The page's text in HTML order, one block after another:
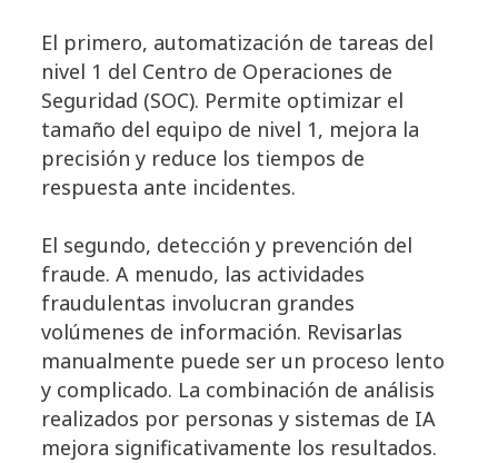
El primero, automatización de tareas del
nivel 1 del Centro de Operaciones de
Seguridad (SOC). Permite optimizar el
tamaño del equipo de nivel 1, mejora la
precisión y reduce los tiempos de
respuesta ante incidentes.
El segundo, detección y prevención del
fraude. A menudo, las actividades
fraudulentas involucran grandes
volúmenes de información. Revisarlas
manualmente puede ser un proceso lento
y complicado. La combinación de análisis
realizados por personas y sistemas de IA
mejora significativamente los resultados.